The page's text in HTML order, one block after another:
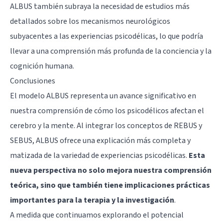
ALBUS también subraya la necesidad de estudios más
detallados sobre los mecanismos neurológicos
subyacentes a las experiencias psicodélicas, lo que podría
llevar a una comprensión más profunda de la conciencia y la
cognición humana.
Conclusiones
El modelo ALBUS representa un avance significativo en
nuestra comprensión de cómo los psicodélicos afectan el
cerebro y la mente. Al integrar los conceptos de REBUS y
SEBUS, ALBUS ofrece una explicación más completa y
matizada de la variedad de experiencias psicodélicas. Esta
nueva perspectiva no solo mejora nuestra comprensión
teórica, sino que también tiene implicaciones prácticas
importantes para la terapia y la investigación.
A medida que continuamos explorando el potencial